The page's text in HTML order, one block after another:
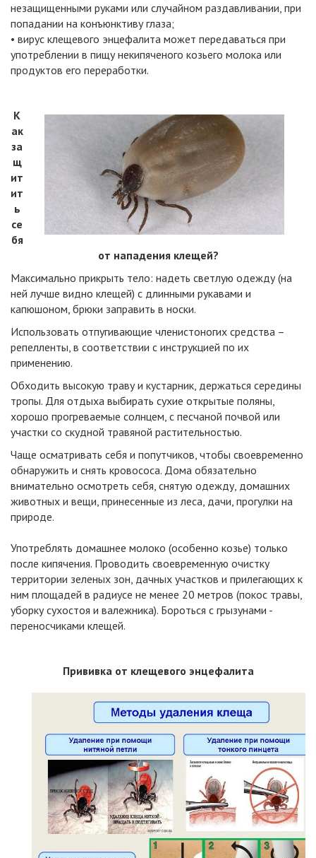
незащищенными руками или случайном раздавливании, при
попадании на конъюнктиву глаза;
• вирус клещевого энцефалита может передаваться при
употреблении в пищу некипяченого козьего молока или
продуктов его переработки.
К
ак
за
щ
ит
ит
ь
се
бя
от нападения клещей?
Максимально прикрыть тело: надеть светлую одежду (на
ней лучше видно клещей) с длинными рукавами и
капюшоном, брюки заправить в носки.
Использовать отпугивающие членистоногих средства –
репелленты, в соответствии с инструкцией по их
применению.
Обходить высокую траву и кустарник, держаться середины
тропы. Для отдыха выбирать сухие открытые поляны,
хорошо прогреваемые солнцем, с песчаной почвой или
участки со скудной травяной растительностью.
Чаще осматривать себя и попутчиков, чтобы своевременно
обнаружить и снять кровососа. Дома обязательно
внимательно осмотреть себя, снятую одежду, домашних
животных и вещи, принесенные из леса, дачи, прогулки на
природе.
Употреблять домашнее молоко (особенно козье) только
после кипячения. Проводить своевременную очистку
территории зеленых зон, дачных участков и прилегающих к
ним площадей в радиусе не менее 20 метров (покос травы,
уборку сухостоя и валежника). Бороться с грызунами -
переносчиками клещей.
Прививка от клещевого энцефалита